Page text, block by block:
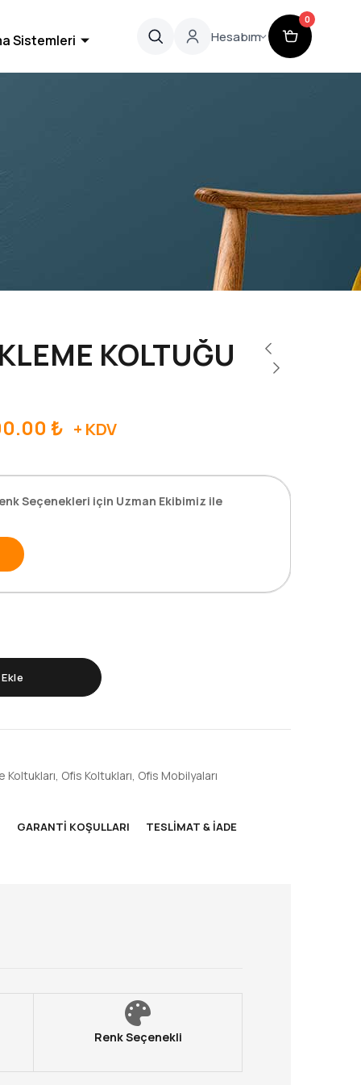
Sistemleri Hesabım
0
KOLTUĞU
₺ + KDV
Seçenekleri için Uzman Ekibimiz ile
Koltukları Ofis Koltukları Ofis Mobilyaları
GARANTI KOŞULLARI TESLIMAT & İADE
Renk Seçenekli